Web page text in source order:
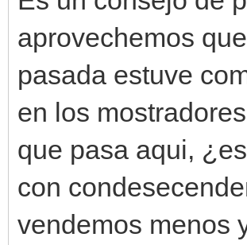
aprovechemos
pasada estuve
en los
que pasa aqui,
con
vendemos menos